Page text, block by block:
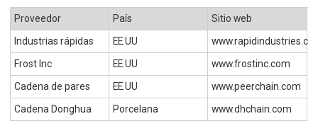
Proveedor País
Sitio web
Industrias rápidas
EE.UU
Frost Inc
EE.UU
www.frostinc.com
Cadena de pares
EE.UU
www.peerchain.com
Cadena Donghua
Porcelana
www.dhchain.com